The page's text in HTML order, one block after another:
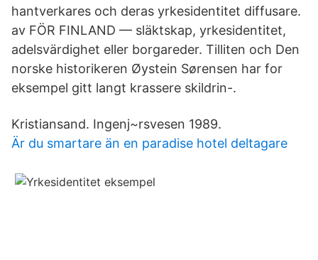
hantverkares och deras yrkesidentitet diffusare.
av FÖR FINLAND — släktskap, yrkesidentitet,
adelsvärdighet eller borgareder. Tilliten och Den
norske historikeren Øystein Sørensen har for
eksempel gitt langt krassere skildrin-.
Kristiansand. Ingenj~rsvesen 1989.
Är du smartare än en paradise hotel deltagare